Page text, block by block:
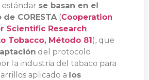
se basan en el
CORESTA(Cooperation
Scientific Research
Tobacco, Método 81), que
del protocolo
la industria del tabaco para
aplicado a los